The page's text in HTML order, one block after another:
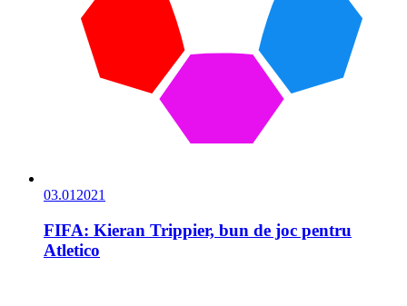
03.01 2021
FIFA: Kieran Trippier, bun de joc pentru
Atletico